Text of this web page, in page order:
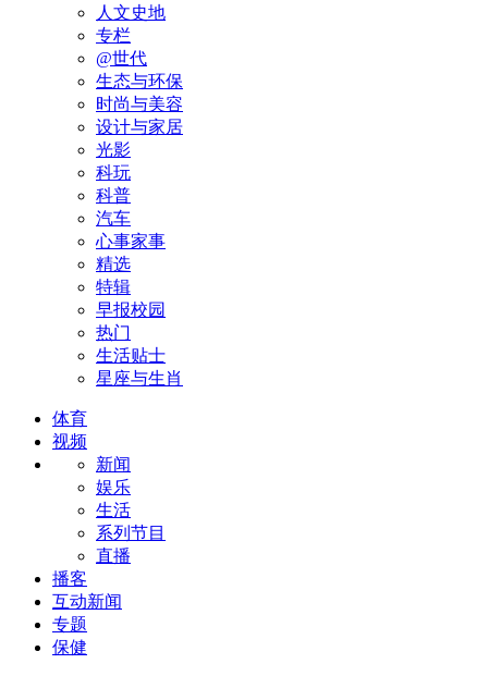
人文史地
专栏
@世代
生态与环保
时尚与美容
设计与家居
光影
科玩
科普
汽车
心事家事
精选
特辑
早报校园
热门
生活贴士
星座与生肖
体育
视频
新闻
娱乐
生活
系列节目
直播
播客
互动新闻
专题
保健